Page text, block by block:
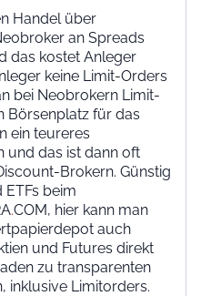
Handel über
an Spreads
das kostet Anleger
keine Limit-Orders
bei Neobrokern Limit-
Börsenplatz für das
ein teureres
und das ist dann oft
Brokern. Günstig
ETFs beim
.COM, hier kann man
auch
und Futures direkt
zu transparenten
inklusive Limitorders.